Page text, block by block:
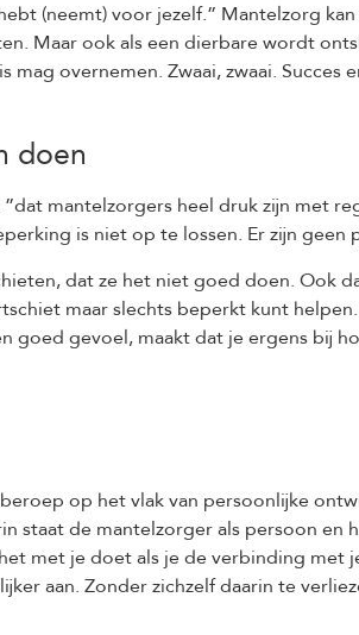
(neemt) voor jezelf.” Mantelzorg
Maar ook als een dierbare wordt
mag overnemen. Zwaai, zwaai.
doen
”dat mantelzorgers heel druk zijn met
is niet op te lossen. Er zijn
dat ze het niet goed doen. Ook
maar slechts beperkt kunt
goed gevoel, maakt dat je ergens bij
op het vlak van persoonlijke
staat de mantelzorger als persoon en
met je doet als je de verbinding
aan. Zonder zichzelf daarin te